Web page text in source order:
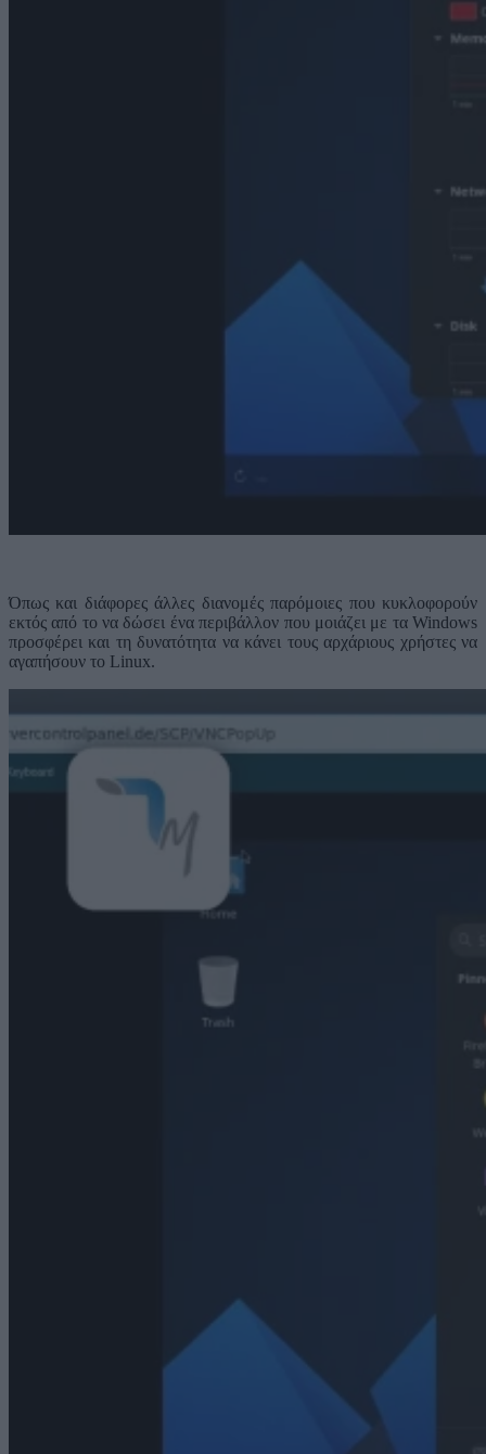
Όπως και διάφορες άλλες διανομές παρόμοιες που κυκλοφορούν
εκτός από το να δώσει ένα περιβάλλον που μοιάζει με τα Windows
προσφέρει και τη δυνατότητα να κάνει τους αρχάριους χρήστες να
αγαπήσουν το Linux.